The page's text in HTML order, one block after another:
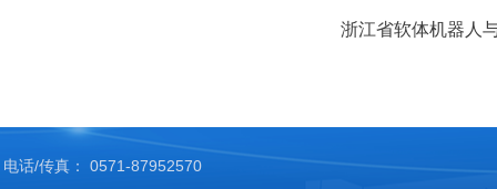
浙江省软体机器人
电话/传真： 0571-87952570